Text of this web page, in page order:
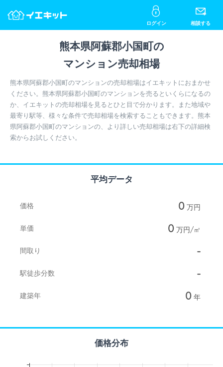
ログイン 相談する
熊本県阿蘇郡小国町の
マンション売却相場
熊本県阿蘇郡小国町のマンションの売却相場はイエキットにおまかせ
ください。熊本県阿蘇郡小国町のマンションを売るといくらになるの
か、イエキットの売却相場を見るとひと目で分かります。また地域や
最寄り駅等、様々な条件で売却相場を検索することもできます。熊本
県阿蘇郡小国町のマンションの、より詳しい売却相場は右下の詳細検
索からお試しください。
平均データ
価格 0 万円
単価 0 万円/㎡
間取り -
駅徒歩分数 -
建築年 0 年
価格分布